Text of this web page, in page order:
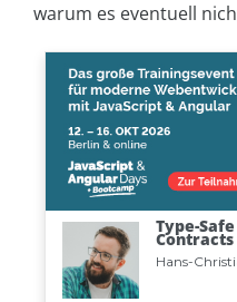
warum es eventuell